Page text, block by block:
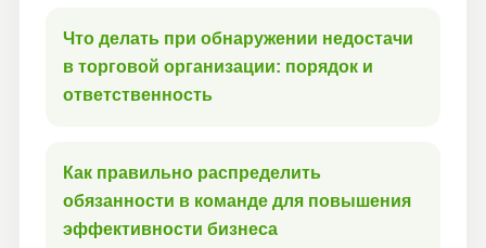
Что делать при обнаружении недостачи
в торговой организации: порядок и
ответственность
Как правильно распределить
обязанности в команде для повышения
эффективности бизнеса